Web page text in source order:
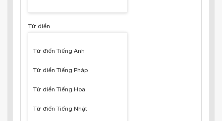
Từ điển
Từ điển Tiếng Anh
Từ điển Tiếng Pháp
Từ điển Tiếng Hoa
Từ điển Tiếng Nhật